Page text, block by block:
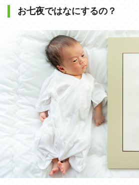
お七夜ではなにするの？